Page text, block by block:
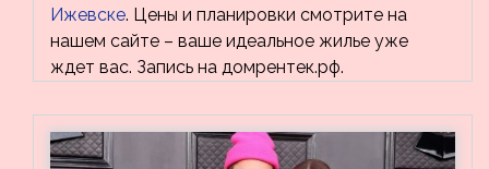
Ижевске. Цены и планировки смотрите на
нашем сайте – ваше идеальное жилье уже
ждет вас. Запись на домрентек.рф.